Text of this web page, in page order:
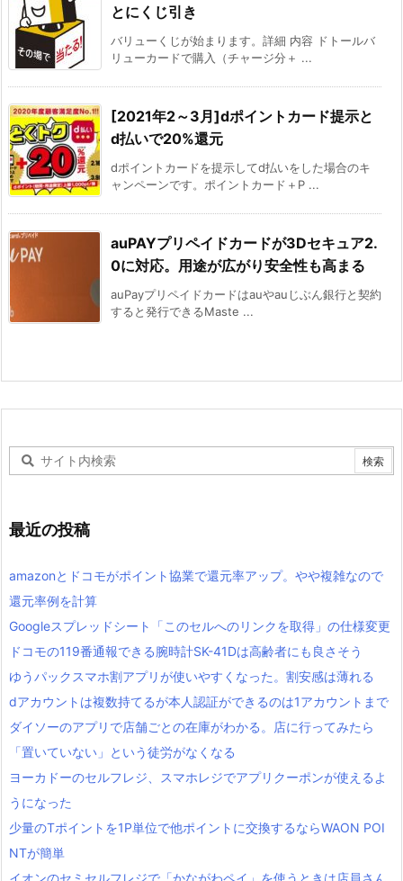
とにくじ引き
バリューくじが始まります。詳細 内容 ドトールバ
リューカードで購入（チャージ分＋ ...
[2021年2～3月]dポイントカード提示と
d払いで20%還元
dポイントカードを提示してd払いをした場合のキ
ャンペーンです。ポイントカード＋P ...
auPAYプリペイドカードが3Dセキュア2.
0に対応。用途が広がり安全性も高まる
auPayプリペイドカードはauやauじぶん銀行と契約
すると発行できるMaste ...
最近の投稿
amazonとドコモがポイント協業で還元率アップ。やや複雑なので
還元率例を計算
Googleスプレッドシート「このセルへのリンクを取得」の仕様変更
ドコモの119番通報できる腕時計SK-41Dは高齢者にも良さそう
ゆうパックスマホ割アプリが使いやすくなった。割安感は薄れる
dアカウントは複数持てるが本人認証ができるのは1アカウントまで
ダイソーのアプリで店舗ごとの在庫がわかる。店に行ってみたら
「置いていない」という徒労がなくなる
ヨーカドーのセルフレジ、スマホレジでアプリクーポンが使えるよ
うになった
少量のTポイントを1P単位で他ポイントに交換するならWAON POI
NTが簡単
イオンのセミセルフレジで「かながわペイ」を使うときは店員さん